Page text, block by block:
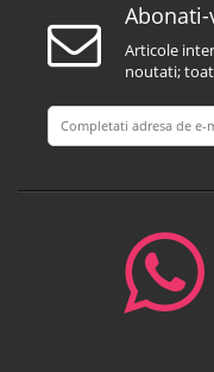
Articole
noutati;